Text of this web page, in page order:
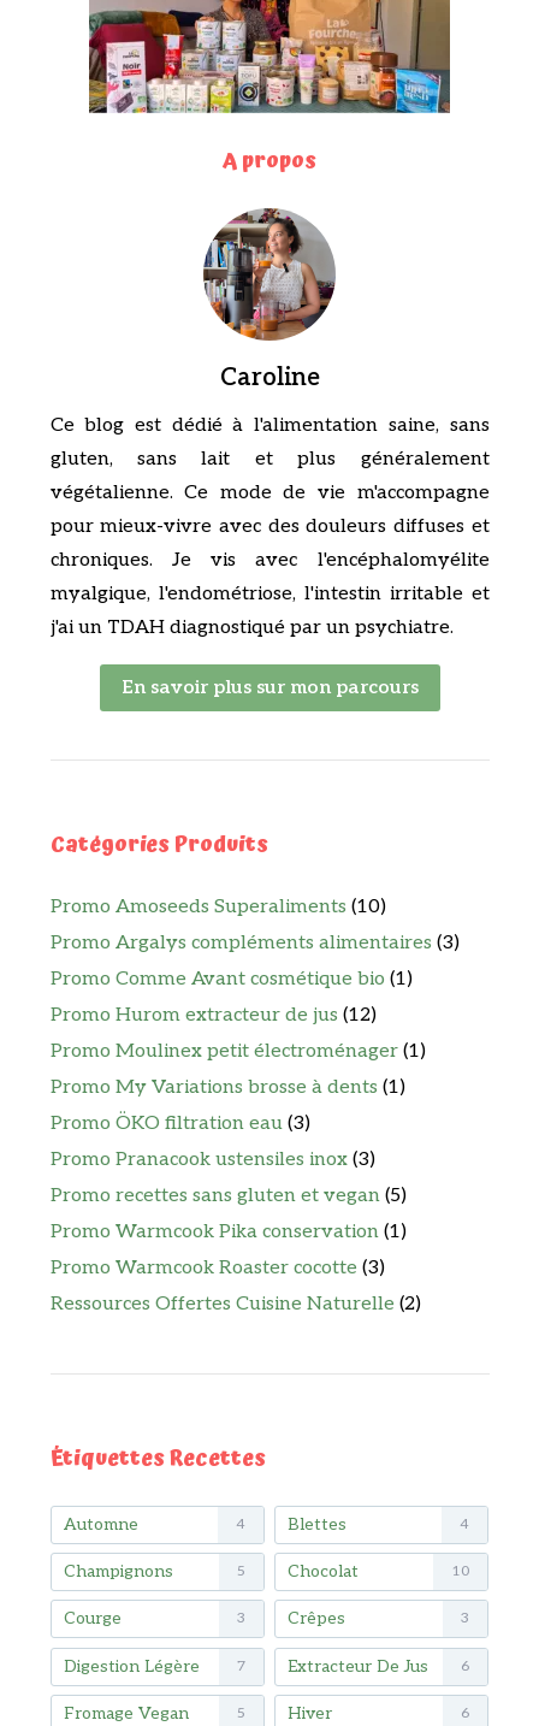
A propos
Caroline
Ce blog est dédié à l'alimentation saine, sans
gluten, sans lait et plus généralement
végétalienne. Ce mode de vie m'accompagne
pour mieux-vivre avec des douleurs diffuses et
chroniques. Je vis avec l'encéphalomyélite
myalgique, l'endométriose, l'intestin irritable et
j'ai un TDAH diagnostiqué par un psychiatre.
En savoir plus sur mon parcours
Catégories Produits
Promo Amoseeds Superaliments (10)
Promo Argalys compléments alimentaires (3)
Promo Comme Avant cosmétique bio (1)
Promo Hurom extracteur de jus (12)
Promo Moulinex petit électroménager (1)
Promo My Variations brosse à dents (1)
Promo ÖKO filtration eau (3)
Promo Pranacook ustensiles inox (3)
Promo recettes sans gluten et vegan (5)
Promo Warmcook Pika conservation (1)
Promo Warmcook Roaster cocotte (3)
Ressources Offertes Cuisine Naturelle (2)
Étiquettes Recettes
Automne 4 Blettes 4
Champignons 5 Chocolat 10
Courge 3 Crêpes 3
Digestion Légère 7 Extracteur De Jus 6
Fromage Vegan 5 Hiver 6